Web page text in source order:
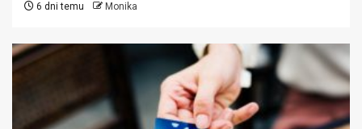
6 dni temu Monika